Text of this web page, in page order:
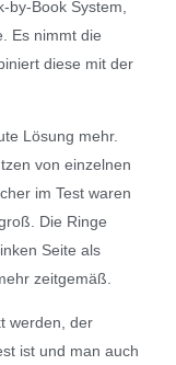
Book System,
Es nimmt die
diese mit der
Lösung mehr.
von einzelnen
im Test waren
Die Ringe
Seite als
zeitgemäß.
werden, der
ist und man auch